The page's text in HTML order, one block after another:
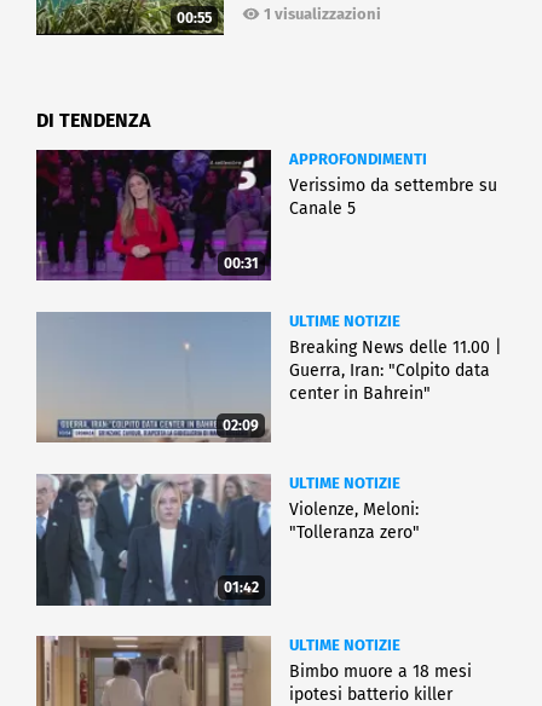
00:55 1 visualizzazioni
DI TENDENZA
00:31
APPROFONDIMENTI
Verissimo da settembre su
Canale 5
02:09
ULTIME NOTIZIE
Breaking News delle 11.00 |
Guerra, Iran: "Colpito data
center in Bahrein"
01:42
ULTIME NOTIZIE
Violenze, Meloni:
"Tolleranza zero"
ULTIME NOTIZIE
Bimbo muore a 18 mesi
ipotesi batterio killer